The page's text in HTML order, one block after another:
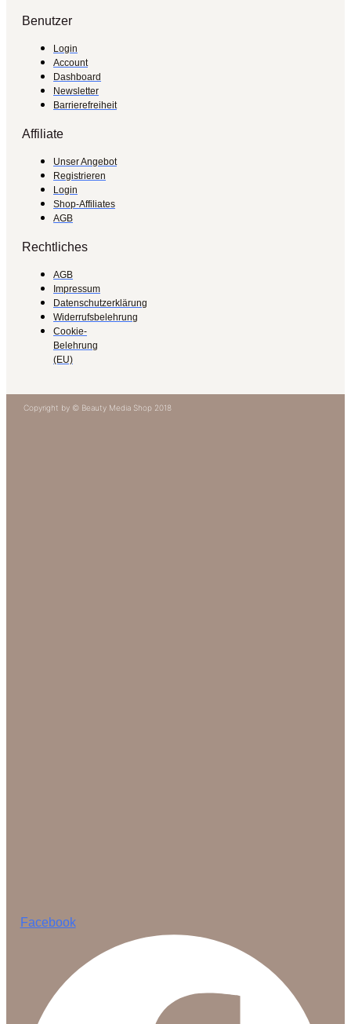
Benutzer
Login
Account
Dashboard
Newsletter
Barrierefreiheit
Affiliate
Unser Angebot
Registrieren
Login
Shop-Affiliates
AGB
Rechtliches
AGB
Impressum
Datenschutzerklärung
Widerrufsbelehrung
Cookie-
Belehrung
(EU)
Copyright by © Beauty Media Shop 2018
Facebook